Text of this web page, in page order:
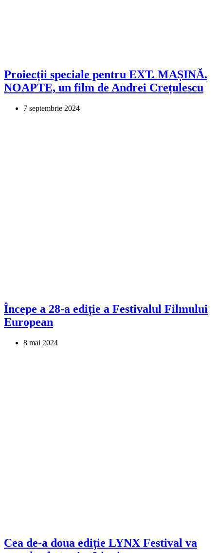
Proiecții speciale pentru EXT. MAȘINĂ.
NOAPTE, un film de Andrei Crețulescu
7 septembrie 2024
Începe a 28-a ediție a Festivalul Filmului
European
8 mai 2024
Cea de-a doua ediție LYNX Festival va